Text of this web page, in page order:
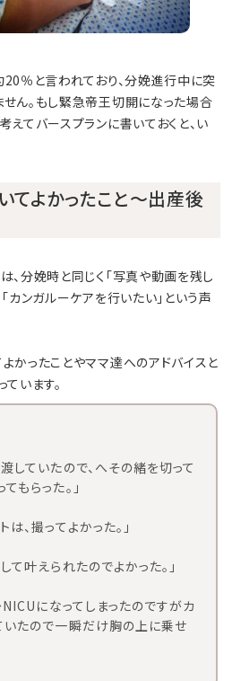
％と言われており、分娩進行中に突
ん。もし緊急帝王切開になった場合
えてバースプランに書いておくと、い
てよかったこと～出産後
、分娩時と同じく「写真や動画を残し
カンガルーケアを行いたい」という声
かったことやママ達へのアドバイスと
います。
していたので、へその緒を切って
もらった。」
、撮ってよかった。」
て叶えられたのでよかった。」
になってしまったのですがカ
いたので一瞬だけ胸の上に乗せ